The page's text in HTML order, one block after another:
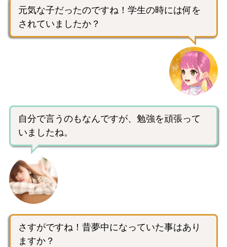
元気な子だったのですね！学生の時には何を
されていましたか？
自分で言うのもなんですが、勉強を頑張って
いましたね。
さすがですね！昔夢中になっていた事はあり
ますか？